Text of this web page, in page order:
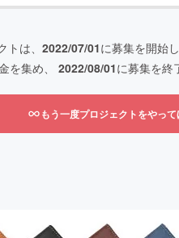
は、 2022/07/01に募集を開始し
を集め、 2022/08/01に募集を終
もう一度プロジェクトをやっ